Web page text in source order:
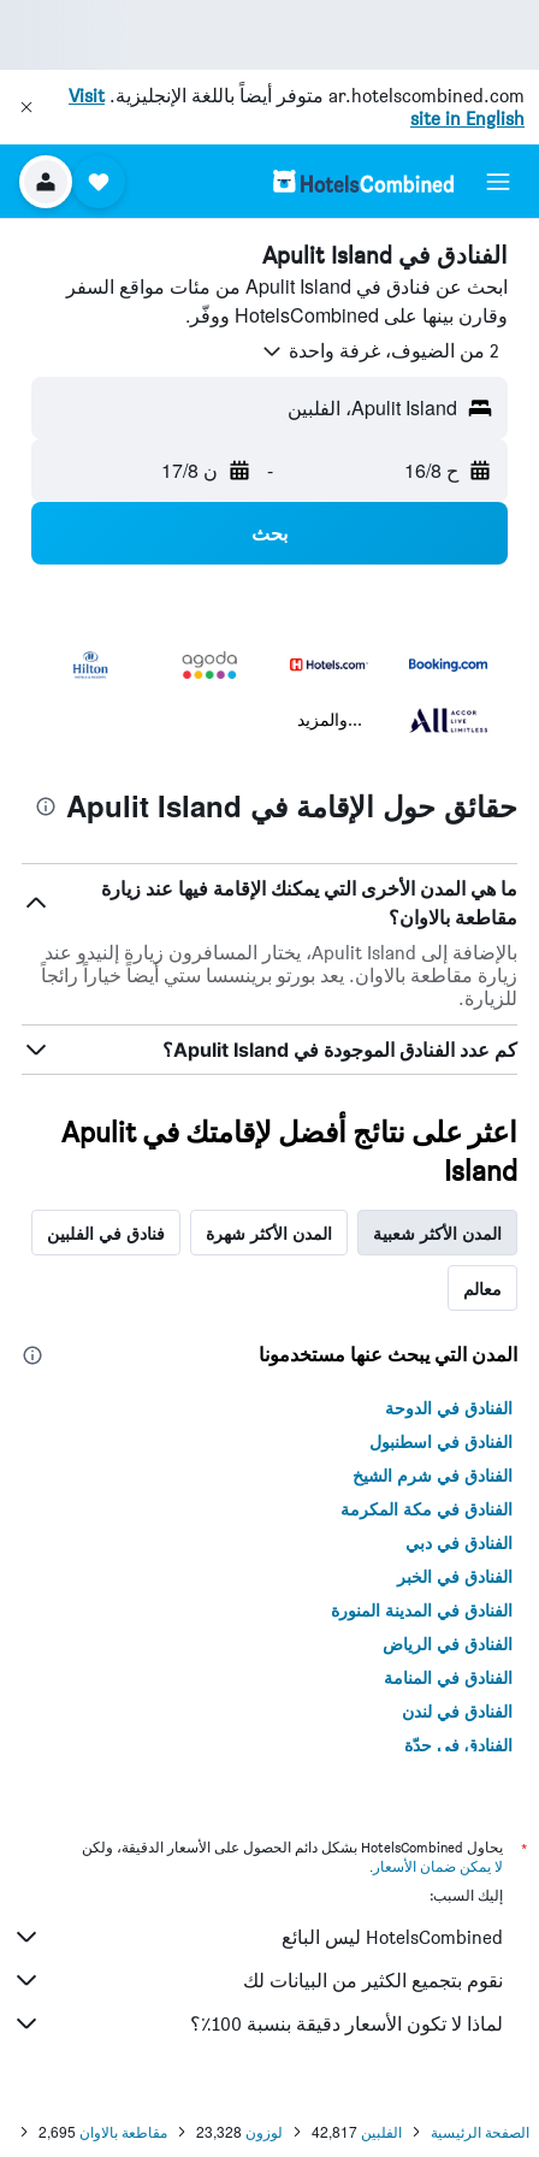
ar.hotelscombined.com متوفر أيضاً باللغة الإنجليزية.Visit
site in English
الفنادق في Apulit Island
ابحث عن فنادق في Apulit Island من مئات مواقع السفر
وقارن بينها على HotelsCombined ووفّر.
2 من الضيوف، غرفة واحدة
Apulit Island، الفلبين
ح 16/8 - ن 17/8
بحث
...والمزيد
حقائق حول الإقامة في Apulit Island
ما هي المدن الأخرى التي يمكنك الإقامة فيها عند زيارة
مقاطعة بالاوان؟
بالإضافة إلى Apulit Island، يختار المسافرون زيارة إلنيدو عند
زيارة مقاطعة بالاوان. يعد بورتو برينسسا ستي أيضاً خياراً رائجاً
للزيارة.
كم عدد الفنادق الموجودة في Apulit Island؟
اعثر على نتائج أفضل لإقامتك في Apulit
Island
المدن الأكثر شعبية المدن الأكثر شهرة فنادق في الفلبين
معالم
المدن التي يبحث عنها مستخدمونا
الفنادق في الدوحة
الفنادق في اسطنبول
الفنادق في شرم الشيخ
الفنادق في مكة المكرمة
الفنادق في دبي
الفنادق في الخبر
الفنادق في المدينة المنورة
الفنادق في الرياض
الفنادق في المنامة
الفنادق في لندن
الفنادق في جدّة
*
يحاول HotelsCombined بشكل دائم الحصول على الأسعار الدقيقة، ولكن
لا يمكن ضمان الأسعار .
إليك السبب:
HotelsCombined ليس البائع
نقوم بتجميع الكثير من البيانات لك
لماذا لا تكون الأسعار دقيقة بنسبة 100٪؟
الصفحة الرئيسية الفلبين 42,817 لوزون 23,328 مقاطعة بالاوان 2,695